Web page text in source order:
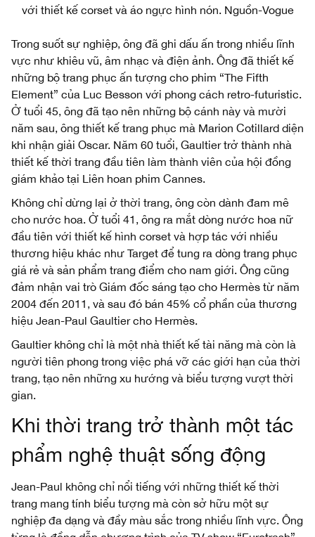
với thiết kế corset và áo ngực hình nón. Nguồn-Vogue
Trong suốt sự nghiệp, ông đã ghi dấu ấn trong nhiều lĩnh
vực như khiêu vũ, âm nhạc và điện ảnh. Ông đã thiết kế
những bộ trang phục ấn tượng cho phim “The Fifth
Element” của Luc Besson với phong cách retro-futuristic.
Ở tuổi 45, ông đã tạo nên những bộ cánh này và mười
năm sau, ông thiết kế trang phục mà Marion Cotillard diện
khi nhận giải Oscar. Năm 60 tuổi, Gaultier trở thành nhà
thiết kế thời trang đầu tiên làm thành viên của hội đồng
giám khảo tại Liên hoan phim Cannes.
Không chỉ dừng lại ở thời trang, ông còn dành đam mê
cho nước hoa. Ở tuổi 41, ông ra mắt dòng nước hoa nữ
đầu tiên với thiết kế hình corset và hợp tác với nhiều
thương hiệu khác như Target để tung ra dòng trang phục
giá rẻ và sản phẩm trang điểm cho nam giới. Ông cũng
đảm nhận vai trò Giám đốc sáng tạo cho Hermès từ năm
2004 đến 2011, và sau đó bán 45% cổ phần của thương
hiệu Jean-Paul Gaultier cho Hermès.
Gaultier không chỉ là một nhà thiết kế tài năng mà còn là
người tiên phong trong việc phá vỡ các giới hạn của thời
trang, tạo nên những xu hướng và biểu tượng vượt thời
gian.
Khi thời trang trở thành một tác
phẩm nghệ thuật sống động
Jean-Paul không chỉ nổi tiếng với những thiết kế thời
trang mang tính biểu tượng mà còn sở hữu một sự
nghiệp đa dạng và đầy màu sắc trong nhiều lĩnh vực. Ông